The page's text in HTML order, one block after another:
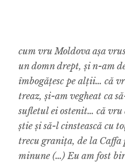
cum vru Moldova așa
un domn drept, și n-am
îmbogățesc pe alții… că
treaz, și-am vegheat ca
sufletul ei ostenit… că vru
știe și să-l cinstească cu
trecu granița, de la Caffa
minune (…) Eu am fost